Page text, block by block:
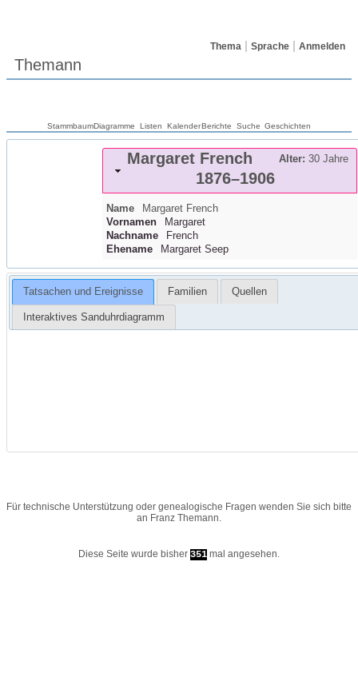
Thema Sprache Anmelden
Themann
StammbaumDiagramme Listen KalenderBerichte Suche Geschichten
Margaret French Alter: 30 Jahre
1876–1906
Name Margaret French
Vornamen
Margaret
Nachname
French
Ehename
Margaret Seep
Tatsachen und Ereignisse Familien Quellen
Interaktives Sanduhrdiagramm
Für technische Unterstützung oder genealogische Fragen wenden Sie sich bitte
an Franz Themann.
Diese Seite wurde bisher 351 mal angesehen.